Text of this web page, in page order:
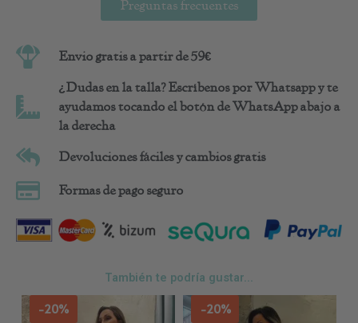
Preguntas frecuentes
Envio gratis a partir de 59€
¿Dudas en la talla? Escríbenos por Whatsapp y te
ayudamos tocando el botón de WhatsApp abajo a
la derecha
Devoluciones fáciles y cambios gratis
Formas de pago seguro
También te podría gustar...
-20% -20%